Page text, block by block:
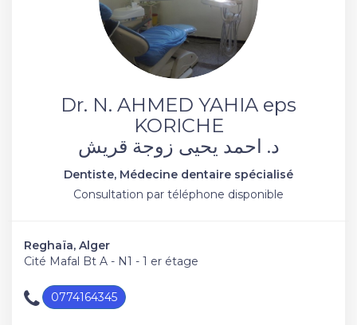
Dr. N. AHMED YAHIA eps
KORICHE
د. احمد يحيى زوجة قريش
Dentiste, Médecine dentaire spécialisé
Consultation par téléphone disponible
Reghaïa, Alger
Cité Mafal Bt A - N1 - 1 er étage
0774164345